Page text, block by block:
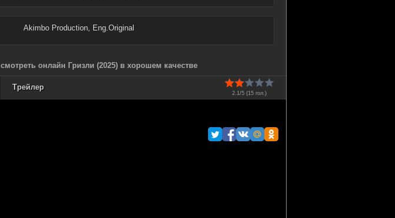
Akimbo Production, Eng.Original
смотреть онлайн Гризли (2025) в хорошем качестве
2.1/5 (15 гол.)
Трейлер